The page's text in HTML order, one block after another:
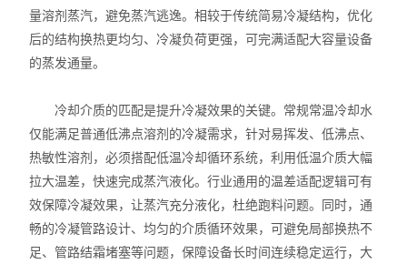
量溶剂蒸汽，避免蒸汽逃逸。相较于传统简易冷凝结构，优化
后的结构换热更均匀、冷凝负荷更强，可完满适配大容量设备
的蒸发通量。
冷却介质的匹配是提升冷凝效果的关键。常规常温冷却水
仅能满足普通低沸点溶剂的冷凝需求，针对易挥发、低沸点、
热敏性溶剂，必须搭配低温冷却循环系统，利用低温介质大幅
拉大温差，快速完成蒸汽液化。行业通用的温差适配逻辑可有
效保障冷凝效果，让蒸汽充分液化，杜绝跑料问题。同时，通
畅的冷凝管路设计、均匀的介质循环效果，可避免局部换热不
足、管路结霜堵塞等问题，保障设备长时间连续稳定运行，大